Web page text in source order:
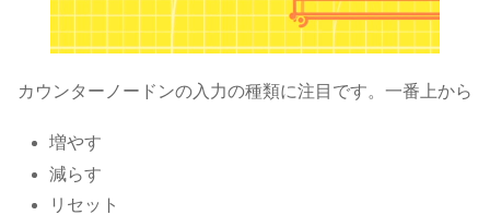
カウンターノードンの入力の種類に注目です。一番上から
増やす
減らす
リセット